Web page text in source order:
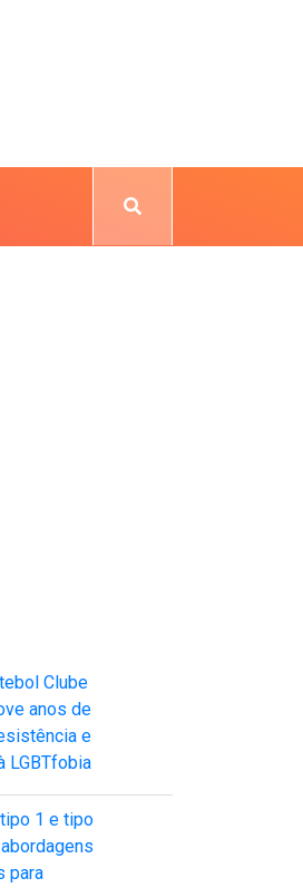
Clube
anos de
e
LGBTfobia
1 e tipo
para